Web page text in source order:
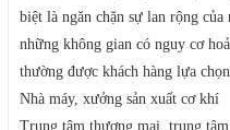
biệt là ngăn chặn sự lan rộng
những không gian có nguy cơ
thường được khách hàng lựa
Nhà máy, xưởng sản xuất cơ khí
Trung tâm thương mại, trung tâm